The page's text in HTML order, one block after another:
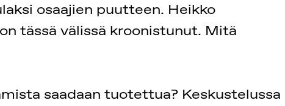
osaajien puutteen. Heikko
tässä välissä kroonistunut. Mitä
saadaan tuotettua? Keskustelussa